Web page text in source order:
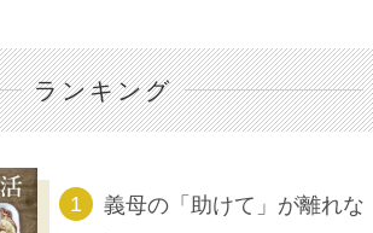
ランキング
義母の「助けて」が離れな